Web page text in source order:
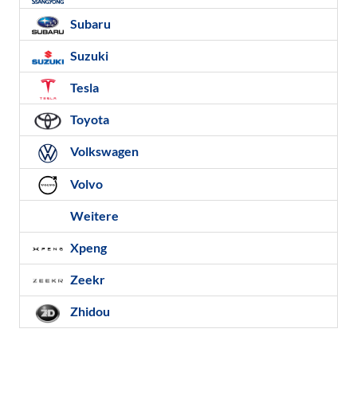
Subaru
Suzuki
Tesla
Toyota
Volkswagen
Volvo
Weitere
Xpeng
Zeekr
Zhidou